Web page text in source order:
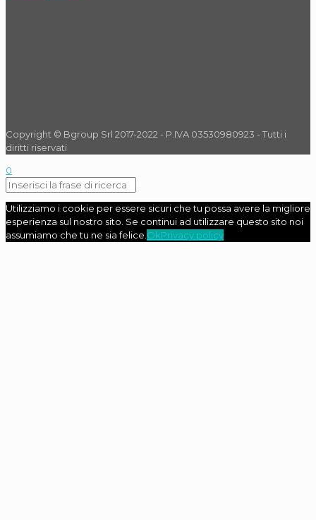
Copyright © Bgroup Srl 2017-2022 - P.IVA 03530980923 - Tutti i
diritti riservati
0
Utilizziamo i cookie per essere sicuri che tu possa avere la migliore
esperienza sul nostro sito. Se continui ad utilizzare questo sito noi
assumiamo che tu ne sia felice. OkPrivacy policy